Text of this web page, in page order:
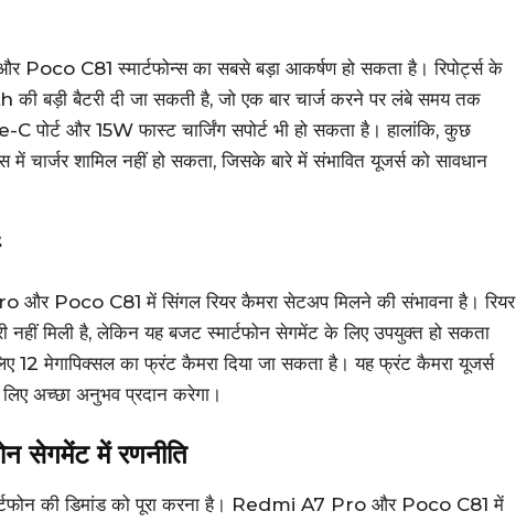
C81 स्मार्टफोन्स का सबसे बड़ा आकर्षण हो सकता है। रिपोर्ट्स के
की बड़ी बैटरी दी जा सकती है, जो एक बार चार्ज करने पर लंबे समय तक
पोर्ट और 15W फास्ट चार्जिंग सपोर्ट भी हो सकता है। हालांकि, कुछ
में चार्जर शामिल नहीं हो सकता, जिसके बारे में संभावित यूजर्स को सावधान
Poco C81 में सिंगल रियर कैमरा सेटअप मिलने की संभावना है। रियर
नहीं मिली है, लेकिन यह बजट स्मार्टफोन सेगमेंट के लिए उपयुक्त हो सकता
12 मेगापिक्सल का फ्रंट कैमरा दिया जा सकता है। यह फ्रंट कैमरा यूजर्स
अच्छा अनुभव प्रदान करेगा।
सेगमेंट में रणनीति
की डिमांड को पूरा करना है। Redmi A7 Pro और Poco C81 में